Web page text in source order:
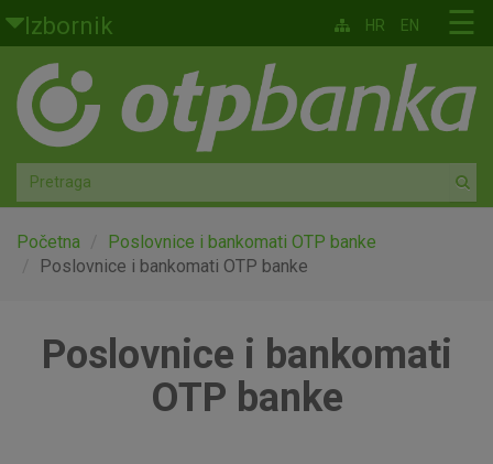
Skoči na glavni sadržaj
Izbornik
Građani
Privatno bankarstvo
Agro
Mala poduzeća i obrtnici
Globalna tržišta
☰
HR EN
Početna
Poslovnice i bankomati OTP banke
Poslovnice i bankomati OTP banke
Poslovnice i bankomati
OTP banke